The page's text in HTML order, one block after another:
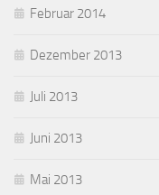
Februar 2014
Dezember 2013
Juli 2013
Juni 2013
Mai 2013